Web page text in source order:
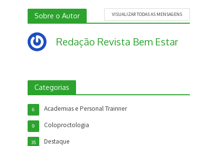
Sobre o Autor VISUALIZAR TODAS AS MENSAGENS
Redação Revista Bem Estar
Categorias
Academias e Personal Trainner
6
Coloproctologia
9
Destaque
35